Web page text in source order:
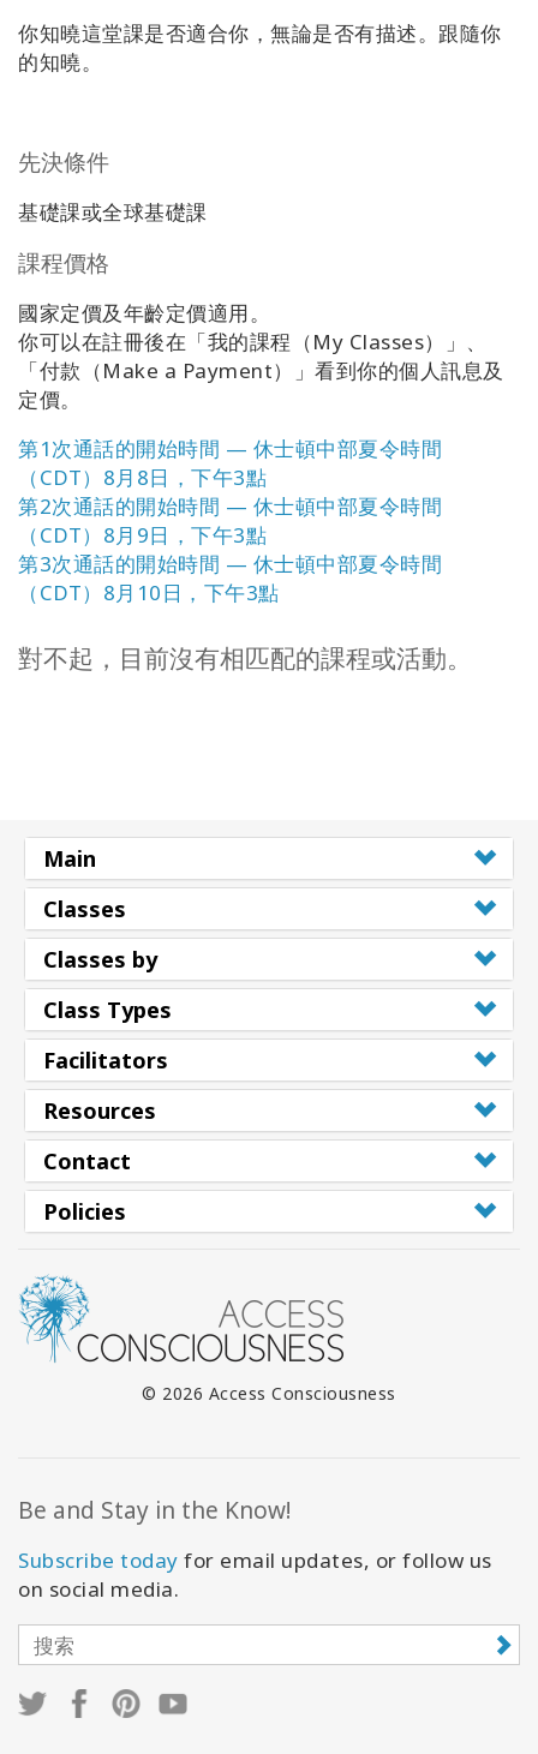
聯
繫
索
你知曉這堂課是否適合你，無論是否有描述。跟隨你
的知曉。
先決條件
基礎課或全球基礎課
課程價格
國家定價及年齡定價適用。
你可以在註冊後在「我的課程（My Classes）」、
「付款（Make a Payment）」看到你的個人訊息及
定價。
第1次通話的開始時間 — 休士頓中部夏令時間
（CDT）8月8日，下午3點
第2次通話的開始時間 — 休士頓中部夏令時間
（CDT）8月9日，下午3點
第3次通話的開始時間 — 休士頓中部夏令時間
（CDT）8月10日，下午3點
對不起，目前沒有相匹配的課程或活動。
Main
Classes
Classes by
Class Types
Facilitators
Resources
Contact
Policies
© 2026 Access Consciousness
Be and Stay in the Know!
Subscribe today for email updates, or follow us
on social media.